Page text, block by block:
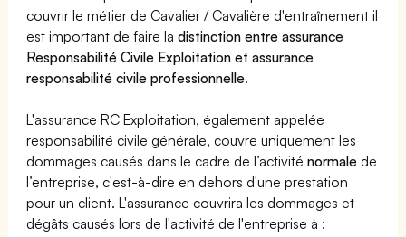
couvrir le métier de Cavalier / Cavalière d'entraînement il
est important de faire ladistinction entre assurance
Responsabilité Civile Exploitation et assurance
responsabilité civile professionnelle.
L'assurance RC Exploitation, également appelée
responsabilité civile générale, couvre uniquement les
dommages causés dans le cadre de l’activiténormale de
l’entreprise, c'est-à-dire en dehors d'une prestation
pour un client. L'assurance couvrira les dommages et
dégâts causés lors de l'activité de l'entreprise à :